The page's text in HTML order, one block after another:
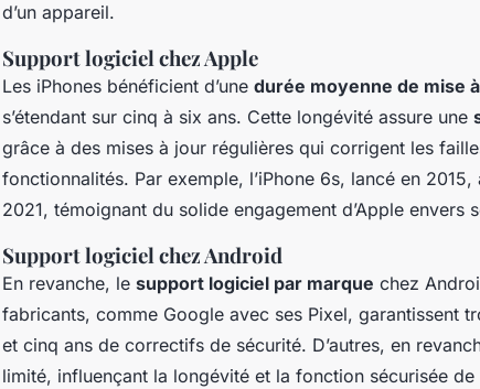
d’un appareil.
Support logiciel chez Apple
Les iPhones bénéficient d’une durée moyenne de mise
s’étendant sur cinq à six ans. Cette longévité assure une
grâce à des mises à jour régulières qui corrigent les
fonctionnalités. Par exemple, l’iPhone 6s, lancé en 2015,
2021, témoignant du solide engagement d’Apple envers
Support logiciel chez Android
En revanche, le support logiciel par marque chez
fabricants, comme Google avec ses Pixel, garantissent
et cinq ans de correctifs de sécurité. D’autres, en
limité, influençant la longévité et la fonction sécurisée